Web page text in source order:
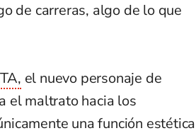
de carreras, algo de lo que
el nuevo personaje de
el maltrato hacia los
una función estética